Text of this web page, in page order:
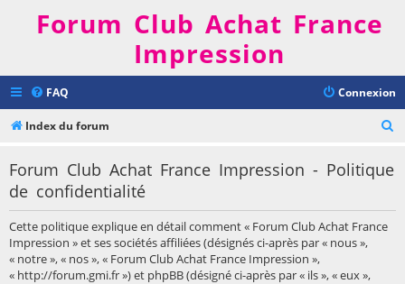
Forum Club Achat France
Impression
FAQ Connexion
Index du forum
Forum Club Achat France Impression - Politique
de confidentialité
Cette politique explique en détail comment « Forum Club Achat France
Impression » et ses sociétés affiliées (désignés ci-après par « nous »,
« notre », « nos », « Forum Club Achat France Impression »,
« http://forum.gmi.fr ») et phpBB (désigné ci-après par « ils », « eux »,